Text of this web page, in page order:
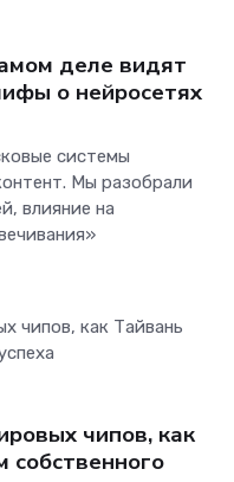
деле видят
о нейросетях
системы
Мы разобрали
влияние на
чипов, как
собственного